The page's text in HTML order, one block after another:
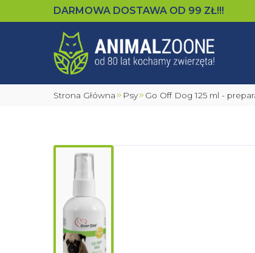
DARMOWA DOSTAWA OD 99 ZŁ!!!
Strona Główna Psy Go Off Dog 125 ml -